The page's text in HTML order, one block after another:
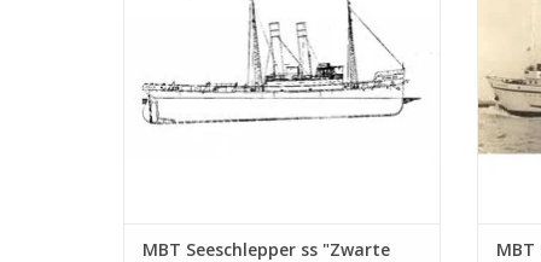
MBT Seeschlepper ss "Zwarte
MBT